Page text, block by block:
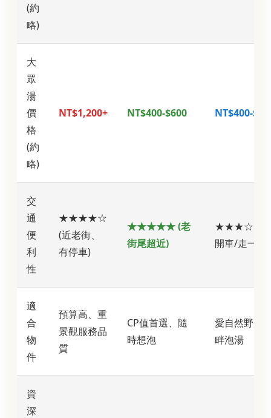
(約
略)
大
眾
湯
價
格
(約
略)
NT$1,200+ NT$400-$600 NT$400-
交
通
便
利
性
★★★★☆
(近老街、
有停車)
★★★★★ (老
街尾超近)
★★★☆☆ (
開車/走一段)
適
合
物
件
預算高、重
景觀服務品
質
CP值首選、隨
時想泡
愛自然野趣
畔泡湯
資
深